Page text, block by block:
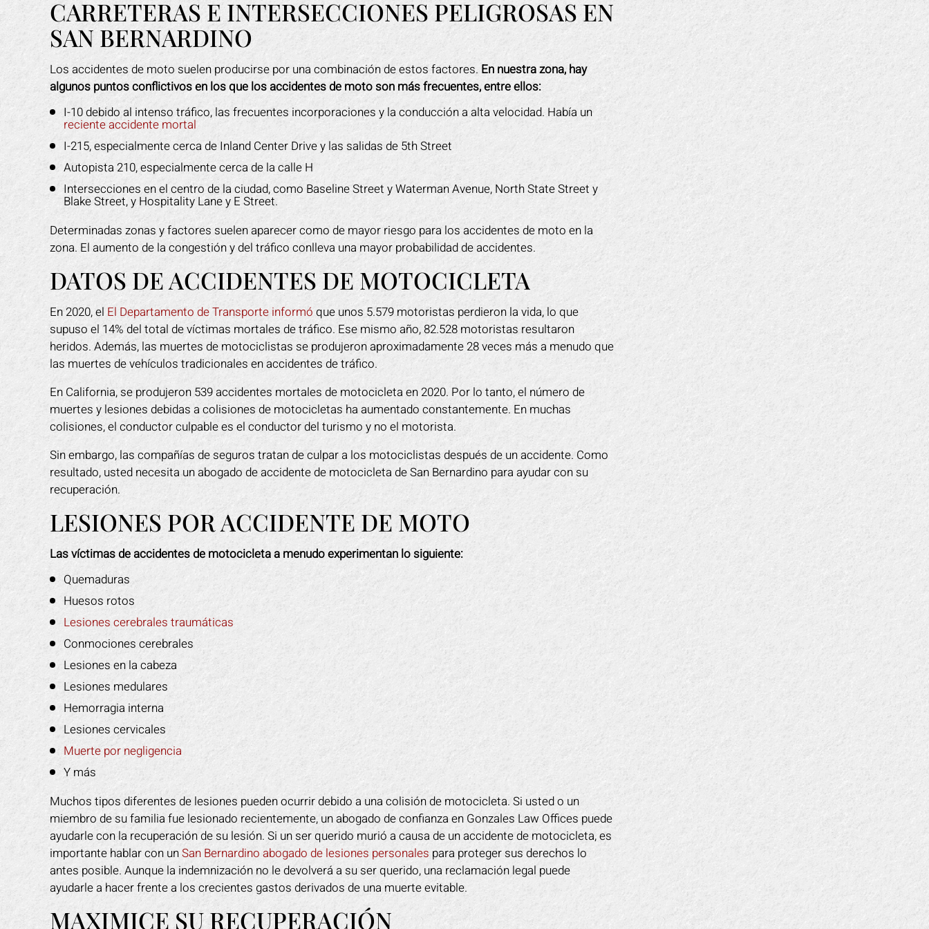
CARRETERAS E INTERSECCIONES PELIGROSAS EN
SAN BERNARDINO
Los accidentes de moto suelen producirse por una combinación de estos factores. En nuestra zona, hay
algunos puntos conflictivos en los que los accidentes de moto son más frecuentes, entre ellos:
I-10 debido al intenso tráfico, las frecuentes incorporaciones y la conducción a alta velocidad. Había un
reciente accidente mortal
I-215, especialmente cerca de Inland Center Drive y las salidas de 5th Street
Autopista 210, especialmente cerca de la calle H
Intersecciones en el centro de la ciudad, como Baseline Street y Waterman Avenue, North State Street y
Blake Street, y Hospitality Lane y E Street.
Determinadas zonas y factores suelen aparecer como de mayor riesgo para los accidentes de moto en la
zona. El aumento de la congestión y del tráfico conlleva una mayor probabilidad de accidentes.
DATOS DE ACCIDENTES DE MOTOCICLETA
En 2020, el El Departamento de Transporte informó que unos 5.579 motoristas perdieron la vida, lo que
supuso el 14% del total de víctimas mortales de tráfico. Ese mismo año, 82.528 motoristas resultaron
heridos. Además, las muertes de motociclistas se produjeron aproximadamente 28 veces más a menudo que
las muertes de vehículos tradicionales en accidentes de tráfico.
En California, se produjeron 539 accidentes mortales de motocicleta en 2020. Por lo tanto, el número de
muertes y lesiones debidas a colisiones de motocicletas ha aumentado constantemente. En muchas
colisiones, el conductor culpable es el conductor del turismo y no el motorista.
Sin embargo, las compañías de seguros tratan de culpar a los motociclistas después de un accidente. Como
resultado, usted necesita un abogado de accidente de motocicleta de San Bernardino para ayudar con su
recuperación.
LESIONES POR ACCIDENTE DE MOTO
Las víctimas de accidentes de motocicleta a menudo experimentan lo siguiente:
Quemaduras
Huesos rotos
Lesiones cerebrales traumáticas
Conmociones cerebrales
Lesiones en la cabeza
Lesiones medulares
Hemorragia interna
Lesiones cervicales
Muerte por negligencia
Y más
Muchos tipos diferentes de lesiones pueden ocurrir debido a una colisión de motocicleta. Si usted o un
miembro de su familia fue lesionado recientemente, un abogado de confianza en Gonzales Law Offices puede
ayudarle con la recuperación de su lesión. Si un ser querido murió a causa de un accidente de motocicleta, es
importante hablar con unSan Bernardino abogado de lesiones personales para proteger sus derechos lo
antes posible. Aunque la indemnización no le devolverá a su ser querido, una reclamación legal puede
ayudarle a hacer frente a los crecientes gastos derivados de una muerte evitable.
MAXIMICE SU RECUPERACIÓN